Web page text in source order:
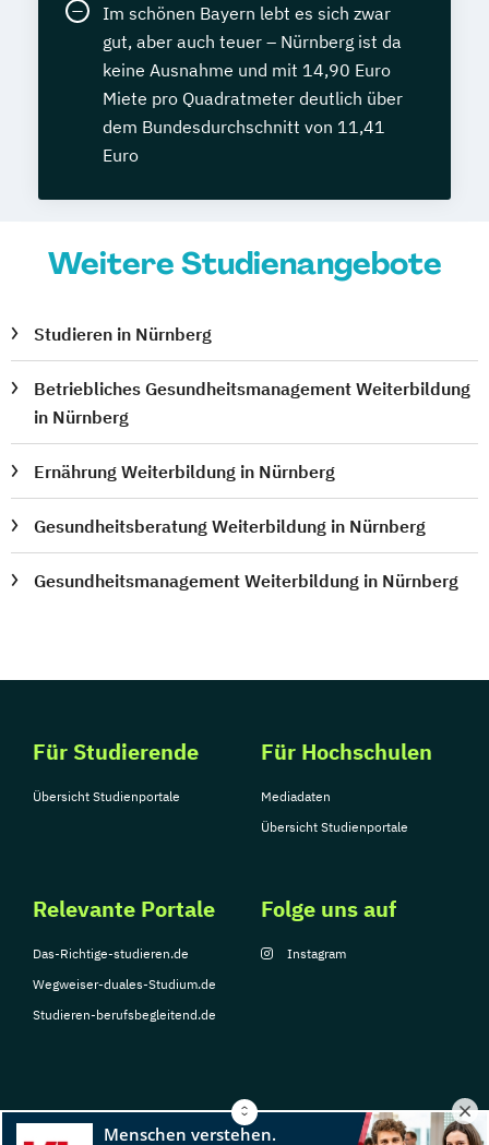
Im schönen Bayern lebt es sich zwar
gut, aber auch teuer – Nürnberg ist da
keine Ausnahme und mit 14,90 Euro
Miete pro Quadratmeter deutlich über
dem Bundesdurchschnitt von 11,41
Euro
Weitere Studienangebote
Studieren in Nürnberg
Betriebliches Gesundheitsmanagement Weiterbildung
in Nürnberg
Ernährung Weiterbildung in Nürnberg
Gesundheitsberatung Weiterbildung in Nürnberg
Gesundheitsmanagement Weiterbildung in Nürnberg
Für Studierende
Übersicht Studienportale
Für Hochschulen
Mediadaten
Übersicht Studienportale
Relevante Portale
Das-Richtige-studieren.de
Wegweiser-duales-Studium.de
Studieren-berufsbegleitend.de
Folge uns auf
Instagram